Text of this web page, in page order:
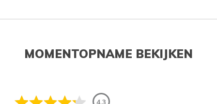
MOMENTOPNAME BEKIJKEN
4.3